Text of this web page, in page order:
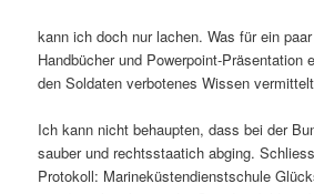
kann ich doch nur lachen. Was für ein
Handbücher und Powerpoint-Präsentation
den Soldaten verbotenes Wissen
Ich kann nicht behaupten, dass bei der
sauber und rechtsstaatich abging.
Protokoll: Marineküstendienstschule